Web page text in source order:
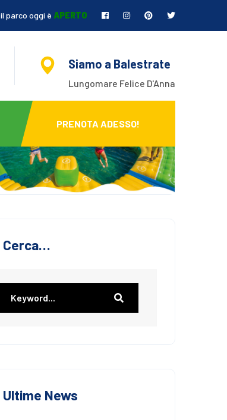
il parco oggi è APERTO
Siamo a Balestrate
Lungomare Felice D'Anna
PRENOTA ADESSO!
Cerca…
Ultime News